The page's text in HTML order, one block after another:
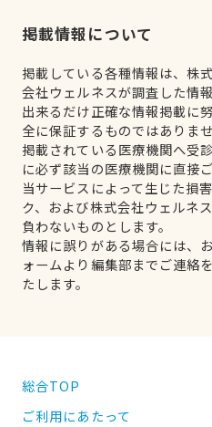
掲載情報について
掲載している各種情報は、株
会社ウェルネスが調査した情
出来るだけ正確な情報掲載に
全に保証するものではありませ
掲載されている医療機関へ受
に必ず該当の医療機関に直接
当サービスによって生じた損
ク、および株式会社ウェルネ
負わないものとします。
情報に誤りがある場合には、
ォームより編集部までご連絡
たします。
総合TOP
ご利用にあたって